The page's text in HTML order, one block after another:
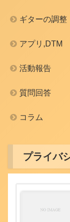
ギターの調整
アプリ,DTM
活動報告
質問回答
コラム
プライバ